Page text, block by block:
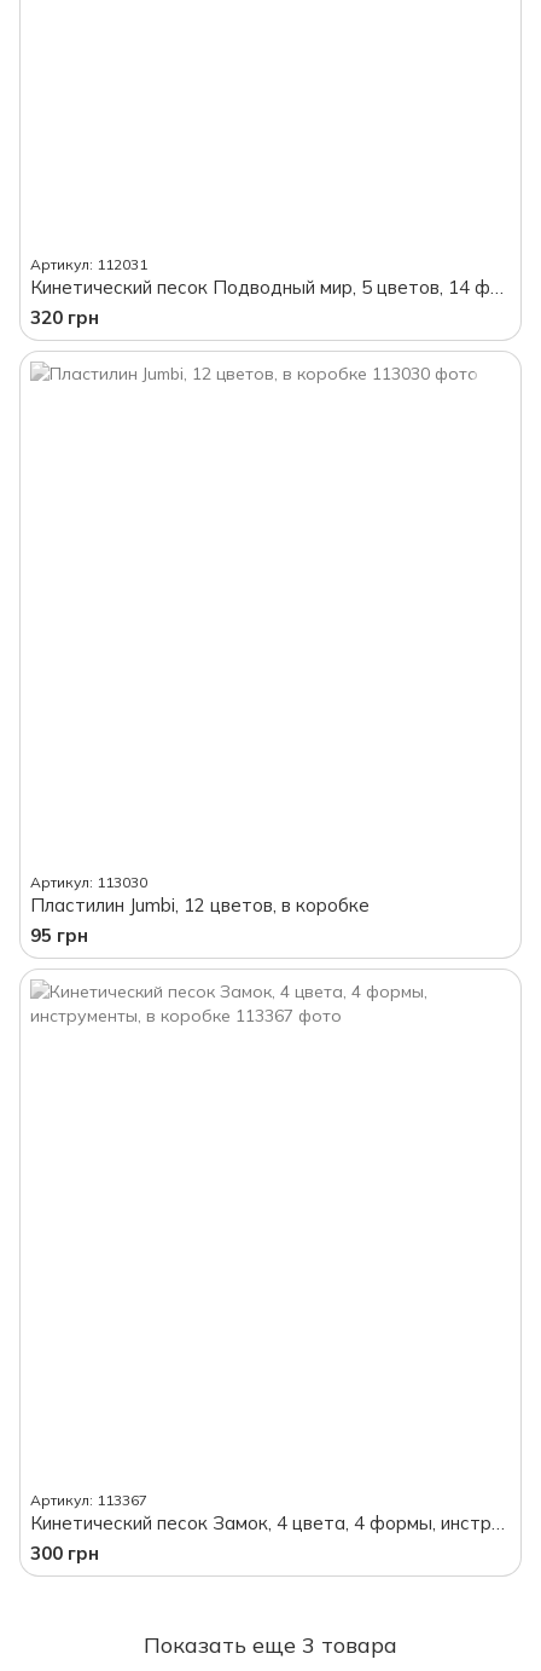
Артикул: 112031
Кинетический песок Подводный мир, 5 цветов, 14 форм, инструменты, в коробке
320 грн
Артикул: 113030
Пластилин Jumbi, 12 цветов, в коробке
95 грн
Артикул: 113367
Кинетический песок Замок, 4 цвета, 4 формы, инструменты, в коробке
300 грн
Показать еще 3 товара